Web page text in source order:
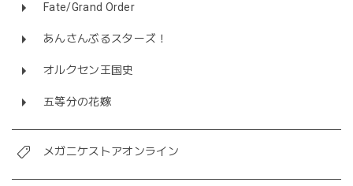
Fate/Grand Order
あんさんぶるスターズ！
オルクセン王国史
五等分の花嫁
メガニケストアオンライン